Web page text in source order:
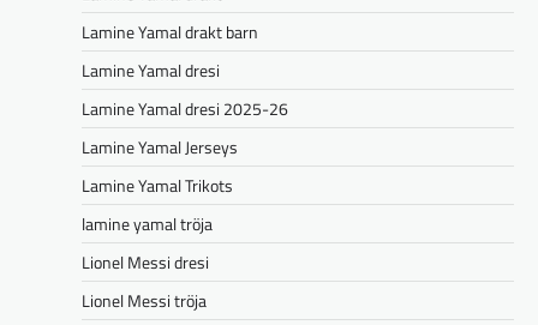
Lamine Yamal drakt barn
Lamine Yamal dresi
Lamine Yamal dresi 2025-26
Lamine Yamal Jerseys
Lamine Yamal Trikots
lamine yamal tröja
Lionel Messi dresi
Lionel Messi tröja